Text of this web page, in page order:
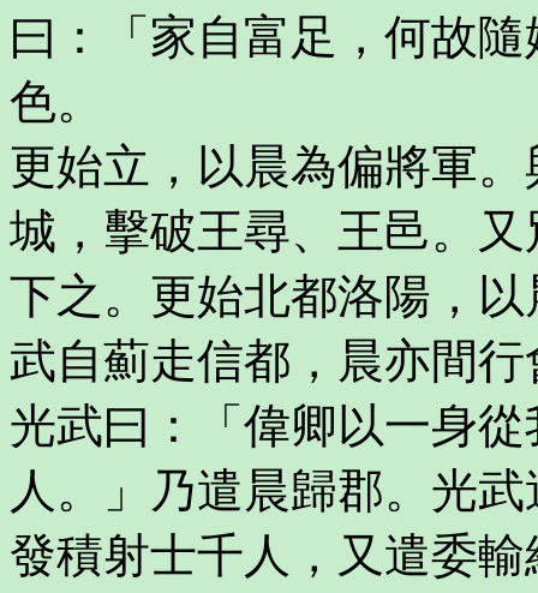
曰：「家自富足，何故
色。
更始立，以晨為偏將軍
城，擊破王尋、王邑。
下之。更始北都洛陽，
武自薊走信都，晨亦間
光武曰：「偉卿以一身
人。」乃遣晨歸郡。光
發積射士千人，又遣委